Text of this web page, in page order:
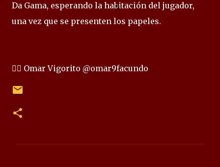
Da Gama, esperando la habitación del jugador,
una vez que se presenten los papeles.
✍🏻 Omar Vigorito @omar9facundo